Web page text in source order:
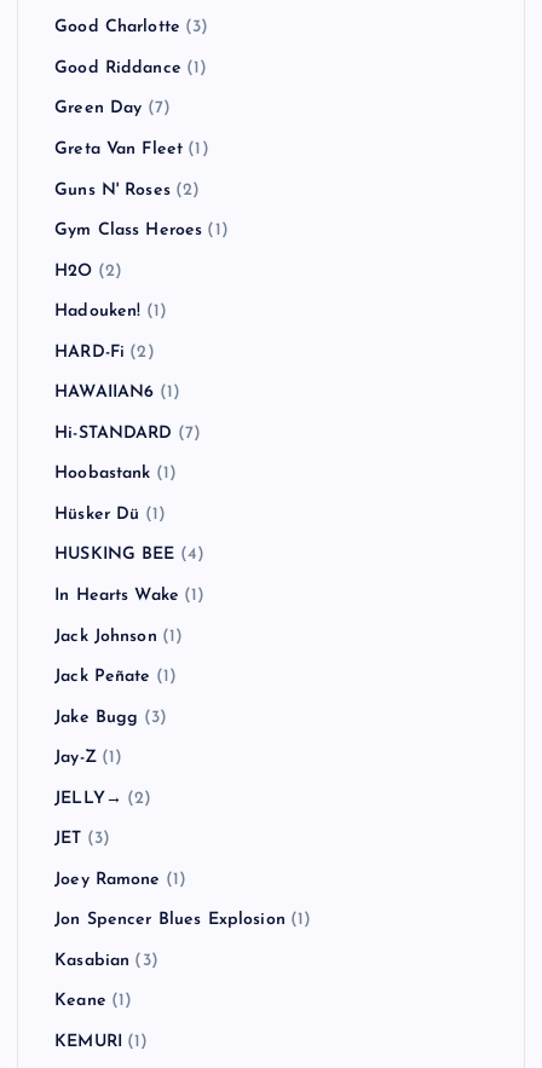
Good Charlotte (3)
Good Riddance (1)
Green Day (7)
Greta Van Fleet (1)
Guns N' Roses(2)
Gym Class Heroes (1)
H2O (2)
Hadouken! (1)
HARD-Fi (2)
HAWAIIAN6 (1)
Hi-STANDARD (7)
Hoobastank (1)
Hüsker Dü (1)
HUSKING BEE (4)
In Hearts Wake (1)
Jack Johnson (1)
Jack Peñate (1)
Jake Bugg (3)
Jay-Z(1)
JELLY→ (2)
JET (3)
Joey Ramone (1)
Jon Spencer Blues Explosion (1)
Kasabian (3)
Keane (1)
KEMURI (1)